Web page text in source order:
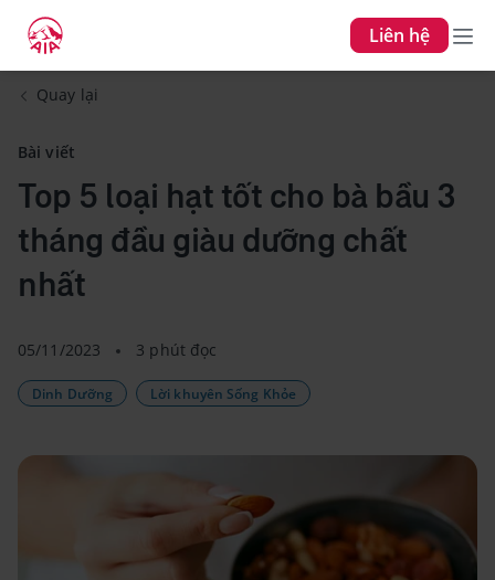
Liên hệ
Quay lại
Bài viết
Top 5 loại hạt tốt cho bà bầu 3
tháng đầu giàu dưỡng chất
nhất
05/11/2023 3 phút đọc
Dinh Dưỡng Lời khuyên Sống Khỏe